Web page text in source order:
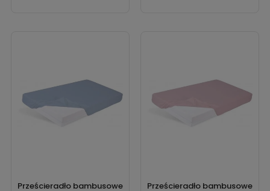
Prześcieradło bambusowe
Prześcieradło bambusowe